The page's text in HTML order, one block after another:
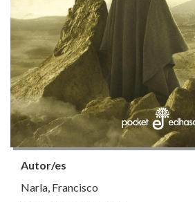
Autor/es
Narla, Francisco